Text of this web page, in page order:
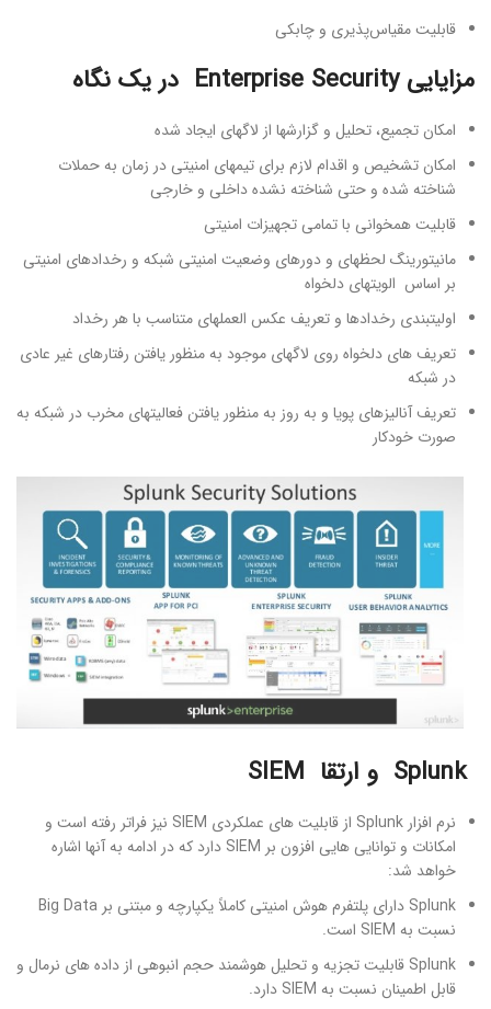
قابلیت مقیاس‌پذیری و چابکی
مزایاییEnterprise Security در یک نگاه
امکان تجمیع، تحلیل و گزارش­ها از لاگ­های ایجاد شده
امکان تشخیص و اقدام لازم برای تیم­های امنیتی در زمان به حملات
شناخته شده و حتی شناخته نشده داخلی و خارجی
قابلیت همخوانی با تمامی تجهیزات امنیتی
مانیتورینگ لحظه­ای و دوره­ای وضعیت امنیتی شبکه و رخدادهای امنیتی
بر اساس الویت­های دلخواه
اولیت­بندی رخداد­ها و تعریف عکس العمل­های متناسب با هر رخداد
تعریف های دلخواه روی لاگ­های موجود به منظور یافتن رفتارهای غیر عادی
در شبکه
تعریف آنالیزهای پویا و به روز به منظور یافتن فعالیت­های مخرب در شبکه به
صورت خودکار
Splunk و ارتقا
نرم افزار Splunk از قابلیت ­های عملکردی SIEM نیز فراتر رفته است و
امکانات و توانایی ­هایی افزون بر SIEM دارد که در ادامه به آنها اشاره
خواهد شد:
Splunk دارای پلتفرم هوش امنیتی کاملاً یکپارچه و مبتنی بر Big Data
نسبت به SIEM است.
Splunk قابلیت تجزیه و تحلیل هوشمند حجم انبوهی از داده‌ های نرمال و
قابل اطمینان نسبت به SIEM دارد.